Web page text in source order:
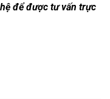
để được tư vấn trực